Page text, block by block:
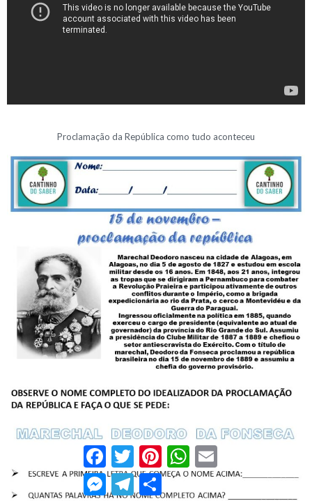
Proclamação da República como tudo aconteceu
FacebookTwitterPinterestWhatsApp
MessengerTelegramCompartilhar